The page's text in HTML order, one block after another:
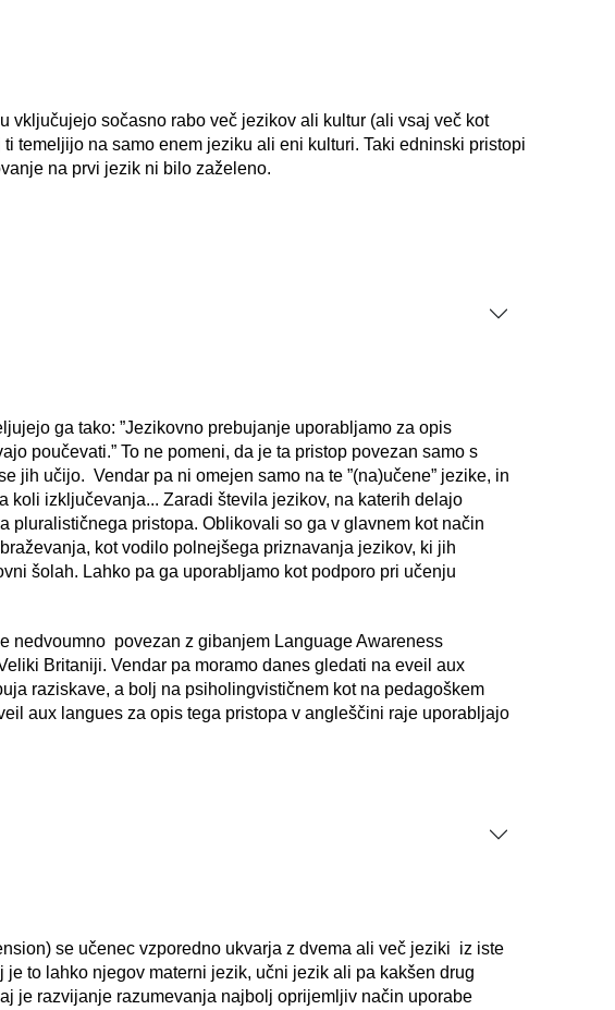
vključujejo sočasno rabo več jezikov ali kultur (ali vsaj več kot
temeljijo na samo enem jeziku ali eni kulturi. Taki edninski pristopi
na prvi jezik ni bilo zaželeno.
ga tako: ”Jezikovno prebujanje uporabljamo za opis
poučevati.” To ne pomeni, da je ta pristop povezan samo s
jih učijo. Vendar pa ni omejen samo na te ”(na)učene” jezike, in
koli izključevanja... Zaradi števila jezikov, na katerih delajo
pristopa. Oblikovali so ga v glavnem kot način
kot vodilo polnejšega priznavanja jezikov, ki jih
šolah. Lahko pa ga uporabljamo kot podporo pri učenju
nedvoumno povezan z gibanjem Language Awareness
Britaniji. Vendar pa moramo danes gledati na eveil aux
raziskave, a bolj na psiholingvističnem kot na pedagoškem
aux langues za opis tega pristopa v angleščini raje uporabljajo
se učenec vzporedno ukvarja z dvema ali več jeziki iz iste
to lahko njegov materni jezik, učni jezik ali pa kakšen drug
je razvijanje razumevanja najbolj oprijemljiv način uporabe